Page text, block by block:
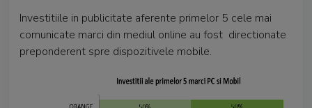
Investitiile in publicitate aferente primelor 5 cele mai
comunicate marci din mediul online au fost directionate
preponderent spre dispozitivele mobile.